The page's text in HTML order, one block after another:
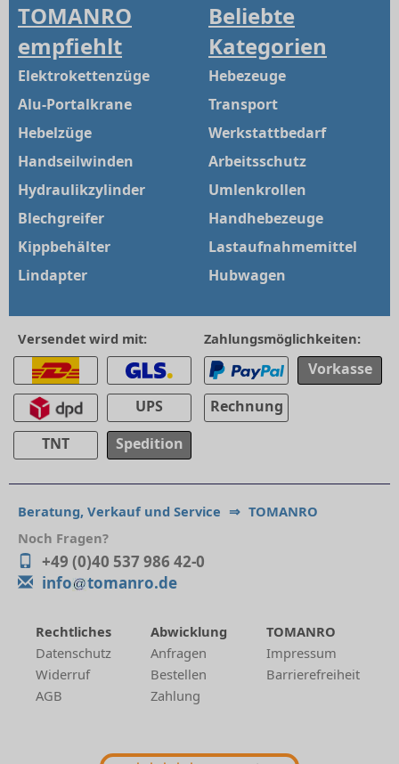
TOMANRO
empfiehlt
Elektrokettenzüge
Alu-Portalkrane
Hebelzüge
Handseilwinden
Hydraulikzylinder
Blechgreifer
Kippbehälter
Lindapter
Beliebte
Kategorien
Hebezeuge
Transport
Werkstattbedarf
Arbeitsschutz
Umlenkrollen
Handhebezeuge
Lastaufnahmemittel
Hubwagen
Versendet wird mit:
UPS
TNT
Spedition
Zahlungsmöglichkeiten:
Vorkasse
Rechnung
Beratung, Verkauf und Service ⇒ TOMANRO
Noch Fragen?
+49 (0)40 537 986 42-0
info
tomanro.de
Rechtliches
Datenschutz
Widerruf
AGB
Abwicklung
Anfragen
Bestellen
Zahlung
TOMANRO
Impressum
Barrierefreiheit